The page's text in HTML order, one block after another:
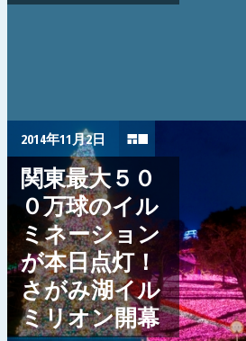
2014年11月2日
関東最大５０
０万球のイル
ミネーション
が本日点灯！
さがみ湖イル
ミリオン開幕